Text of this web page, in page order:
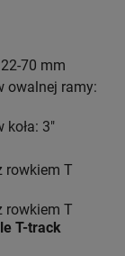
70 mm
owalnej ramy:
3"
rowkiem T
rowkiem T
T-track